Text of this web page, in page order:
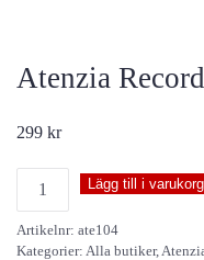
Atenzia
299 kr
Atenzia
Records
-
Lägg till i varukorg
Artikelnr: ate104
Kategorier: Alla butiker,